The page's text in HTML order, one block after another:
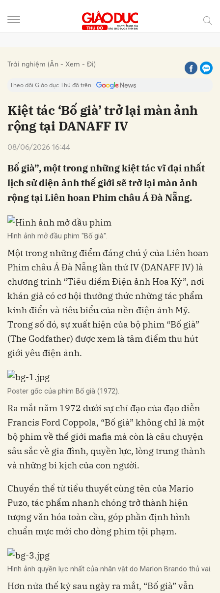
Trải nghiệm (Ăn - Xem - Đi)
Theo dõi Giáo dục Thủ đô trên
Kiệt tác ‘Bố già’ trở lại màn ảnh
rộng tại DANAFF IV
08/06/2026 16:44
Bố già”, một trong những kiệt tác vĩ đại nhất
lịch sử điện ảnh thế giới sẽ trở lại màn ảnh
rộng tại Liên hoan Phim châu Á Đà Nẵng.
Hình ảnh mở đầu phim "Bố già".
Một trong những điểm đáng chú ý của Liên hoan
Phim châu Á Đà Nẵng lần thứ IV (DANAFF IV) là
chương trình “Tiêu điểm Điện ảnh Hoa Kỳ”, nơi
khán giả có cơ hội thưởng thức những tác phẩm
kinh điển và tiêu biểu của nền điện ảnh Mỹ.
Trong số đó, sự xuất hiện của bộ phim “Bố già”
(The Godfather) được xem là tâm điểm thu hút
giới yêu điện ảnh.
Poster gốc của phim Bố già (1972).
Ra mắt năm 1972 dưới sự chỉ đạo của đạo diễn
Francis Ford Coppola, “Bố già” không chỉ là một
bộ phim về thế giới mafia mà còn là câu chuyện
sâu sắc về gia đình, quyền lực, lòng trung thành
và những bi kịch của con người.
Chuyển thể từ tiểu thuyết cùng tên của Mario
Puzo, tác phẩm nhanh chóng trở thành hiện
tượng văn hóa toàn cầu, góp phần định hình
chuẩn mực mới cho dòng phim tội phạm.
Hình ảnh quyền lực nhất của nhân vật do Marlon Brando thủ vai.
Hơn nửa thế kỷ sau ngày ra mắt, “Bố già” vẫn
Hủy Gửi